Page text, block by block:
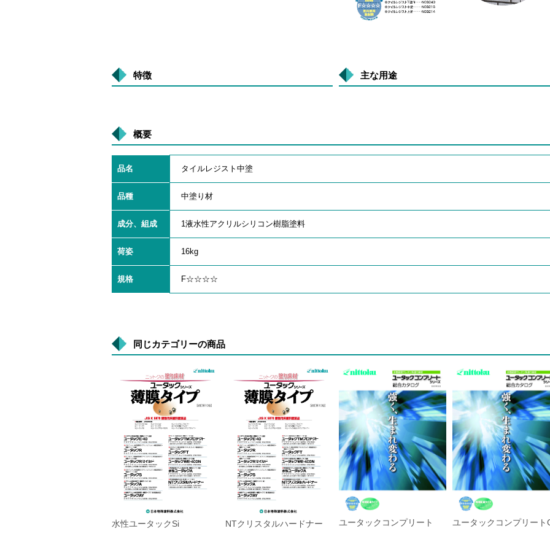
特徴 主な用途
概要
品名 タイルレジスト中塗
品種 中塗り材
成分、組成 1液水性アクリルシリコン樹脂塗料
荷姿 16kg
規格 F☆☆☆☆
同じカテゴリーの商品
水性ユータックSi NTクリスタルハードナー ユータックコンプリート ユータックコンプリート